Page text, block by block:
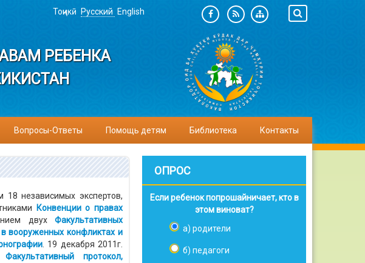
Тоҷикӣ Русский English
РЕБЕНКА
Вопросы-Ответы Помощь детям Библиотека Контакты
независимых экспертов,
Конвенции о правах
двух Факультативных
вооруженных конфликтах и
. 19 декабря 2011г.
Факультативный протокол,
ОПРОС
Если ребенок попрошайничает, кто в
этом виноват?
а) родители
б) педагоги